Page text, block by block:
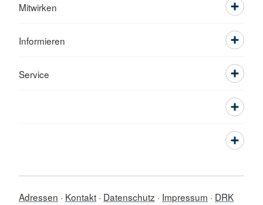
Mitwirken
Informieren
Service
Adressen Kontakt Datenschutz Impressum
DRK